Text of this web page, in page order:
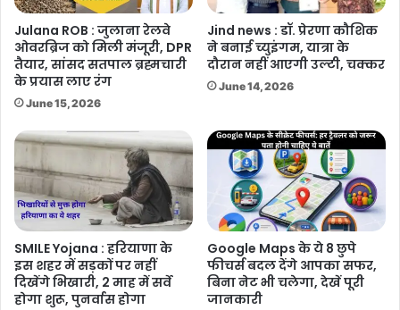
Julana ROB : जुलाना रेलवे
ओवरब्रिज को मिली मंजूरी, DPR
तैयार, सांसद सतपाल ब्रह्मचारी
के प्रयास लाए रंग
June 15, 2026
Jind news : डॉ. प्रेरणा कौशिक
ने बनाई च्युइंगम, यात्रा के
दौरान नहीं आएगी उल्टी, चक्कर
June 14, 2026
SMILE Yojana : हरियाणा के
इस शहर में सड़कों पर नहीं
दिखेंगे भिखारी, 2 माह में सर्वे
होगा शुरू, पुनर्वास होगा
Google Maps के ये 8 छुपे
फीचर्स बदल देंगे आपका सफर,
बिना नेट भी चलेगा, देखें पूरी
जानकारी